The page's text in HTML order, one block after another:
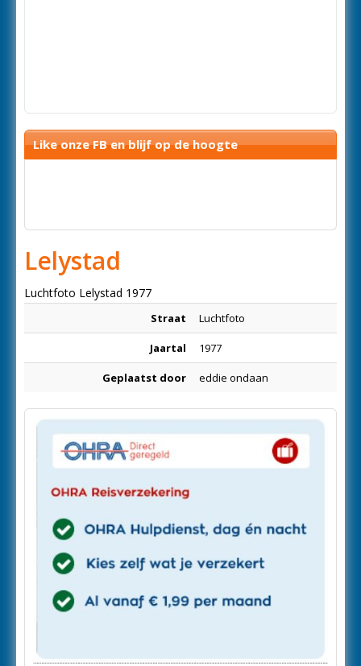
Like onze FB en blijf op de hoogte
Lelystad
Luchtfoto Lelystad 1977
Straat Luchtfoto
Jaartal 1977
Geplaatst door eddie ondaan